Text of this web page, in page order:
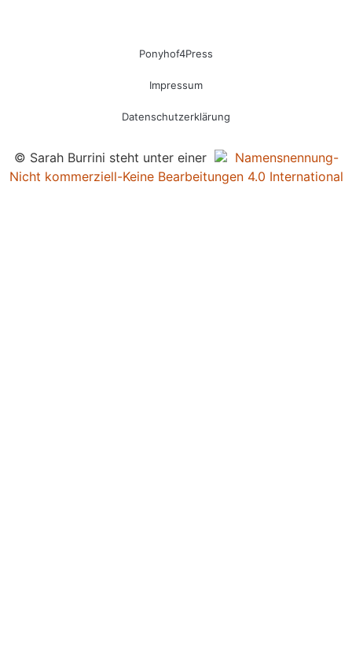
Ponyhof4Press
Impressum
Datenschutzerklärung
© Sarah Burrini steht unter einer
Namensnennung-
Nicht kommerziell-Keine Bearbeitungen 4.0 International